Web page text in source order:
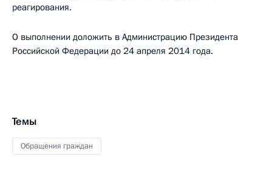
реагирования.
О выполнении доложить в Администрацию Президента
Российской Федерации до 24 апреля 2014 года.
Темы
Обращения граждан